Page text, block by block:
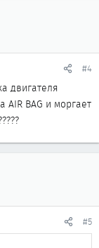
#4
двигателя
AIR BAG и моргает
#5